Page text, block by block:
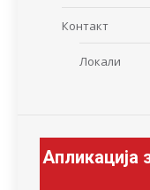
Контакт
Локали
Апликација